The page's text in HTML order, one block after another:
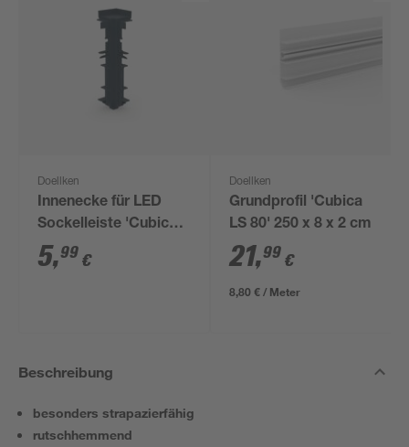
Doellken
Innenecke für LED
Sockelleiste 'Cubica
LS 80' anthrazit
5,99 €
Doellken
Grundprofil 'Cubica
LS 80' 250 x 8 x 2 cm
21,99 €
8,80 € / Meter
Beschreibung
besonders strapazierfähig
rutschhemmend